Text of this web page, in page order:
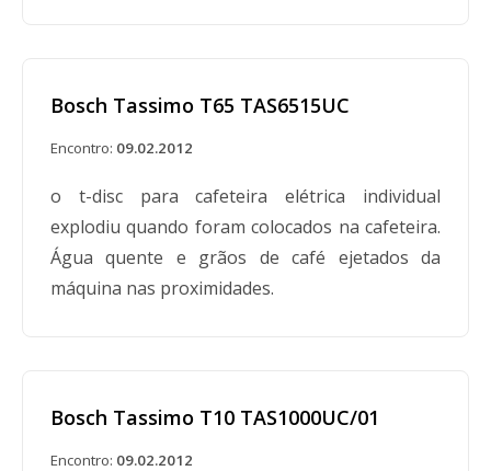
Bosch Tassimo T65 TAS6515UC
Encontro: 09.02.2012
o t-disc para cafeteira elétrica individual
explodiu quando foram colocados na cafeteira.
Água quente e grãos de café ejetados da
máquina nas proximidades.
Bosch Tassimo T10 TAS1000UC/01
Encontro: 09.02.2012